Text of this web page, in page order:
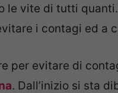
le vite di tutti
i contagi ed a
per evitare di
. Dall’inizio si sta